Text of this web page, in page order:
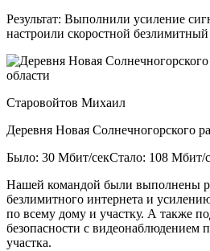
Результат: Выполнили усиление
настроили скоростной
Старовойтов Михаил
Деревня Новая Солнечногорского
Было: 30 Мбит/секСтало: 108 Мбит/
Нашей командой были выполнены
безлимитного интернета и
по всему дому и участку. А также
безопасности с видеонаблюдением
участка.